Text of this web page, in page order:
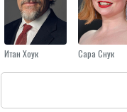
Итан Хоук Сара Снук